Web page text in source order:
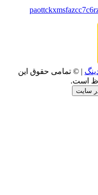
| © تمامی حقوق این
است.
سایت